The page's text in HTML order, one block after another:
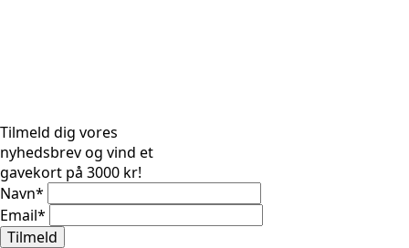
Tilmeld dig vores
nyhedsbrev og vind et
gavekort på 3000 kr!
Navn*
Email*
Tilmeld